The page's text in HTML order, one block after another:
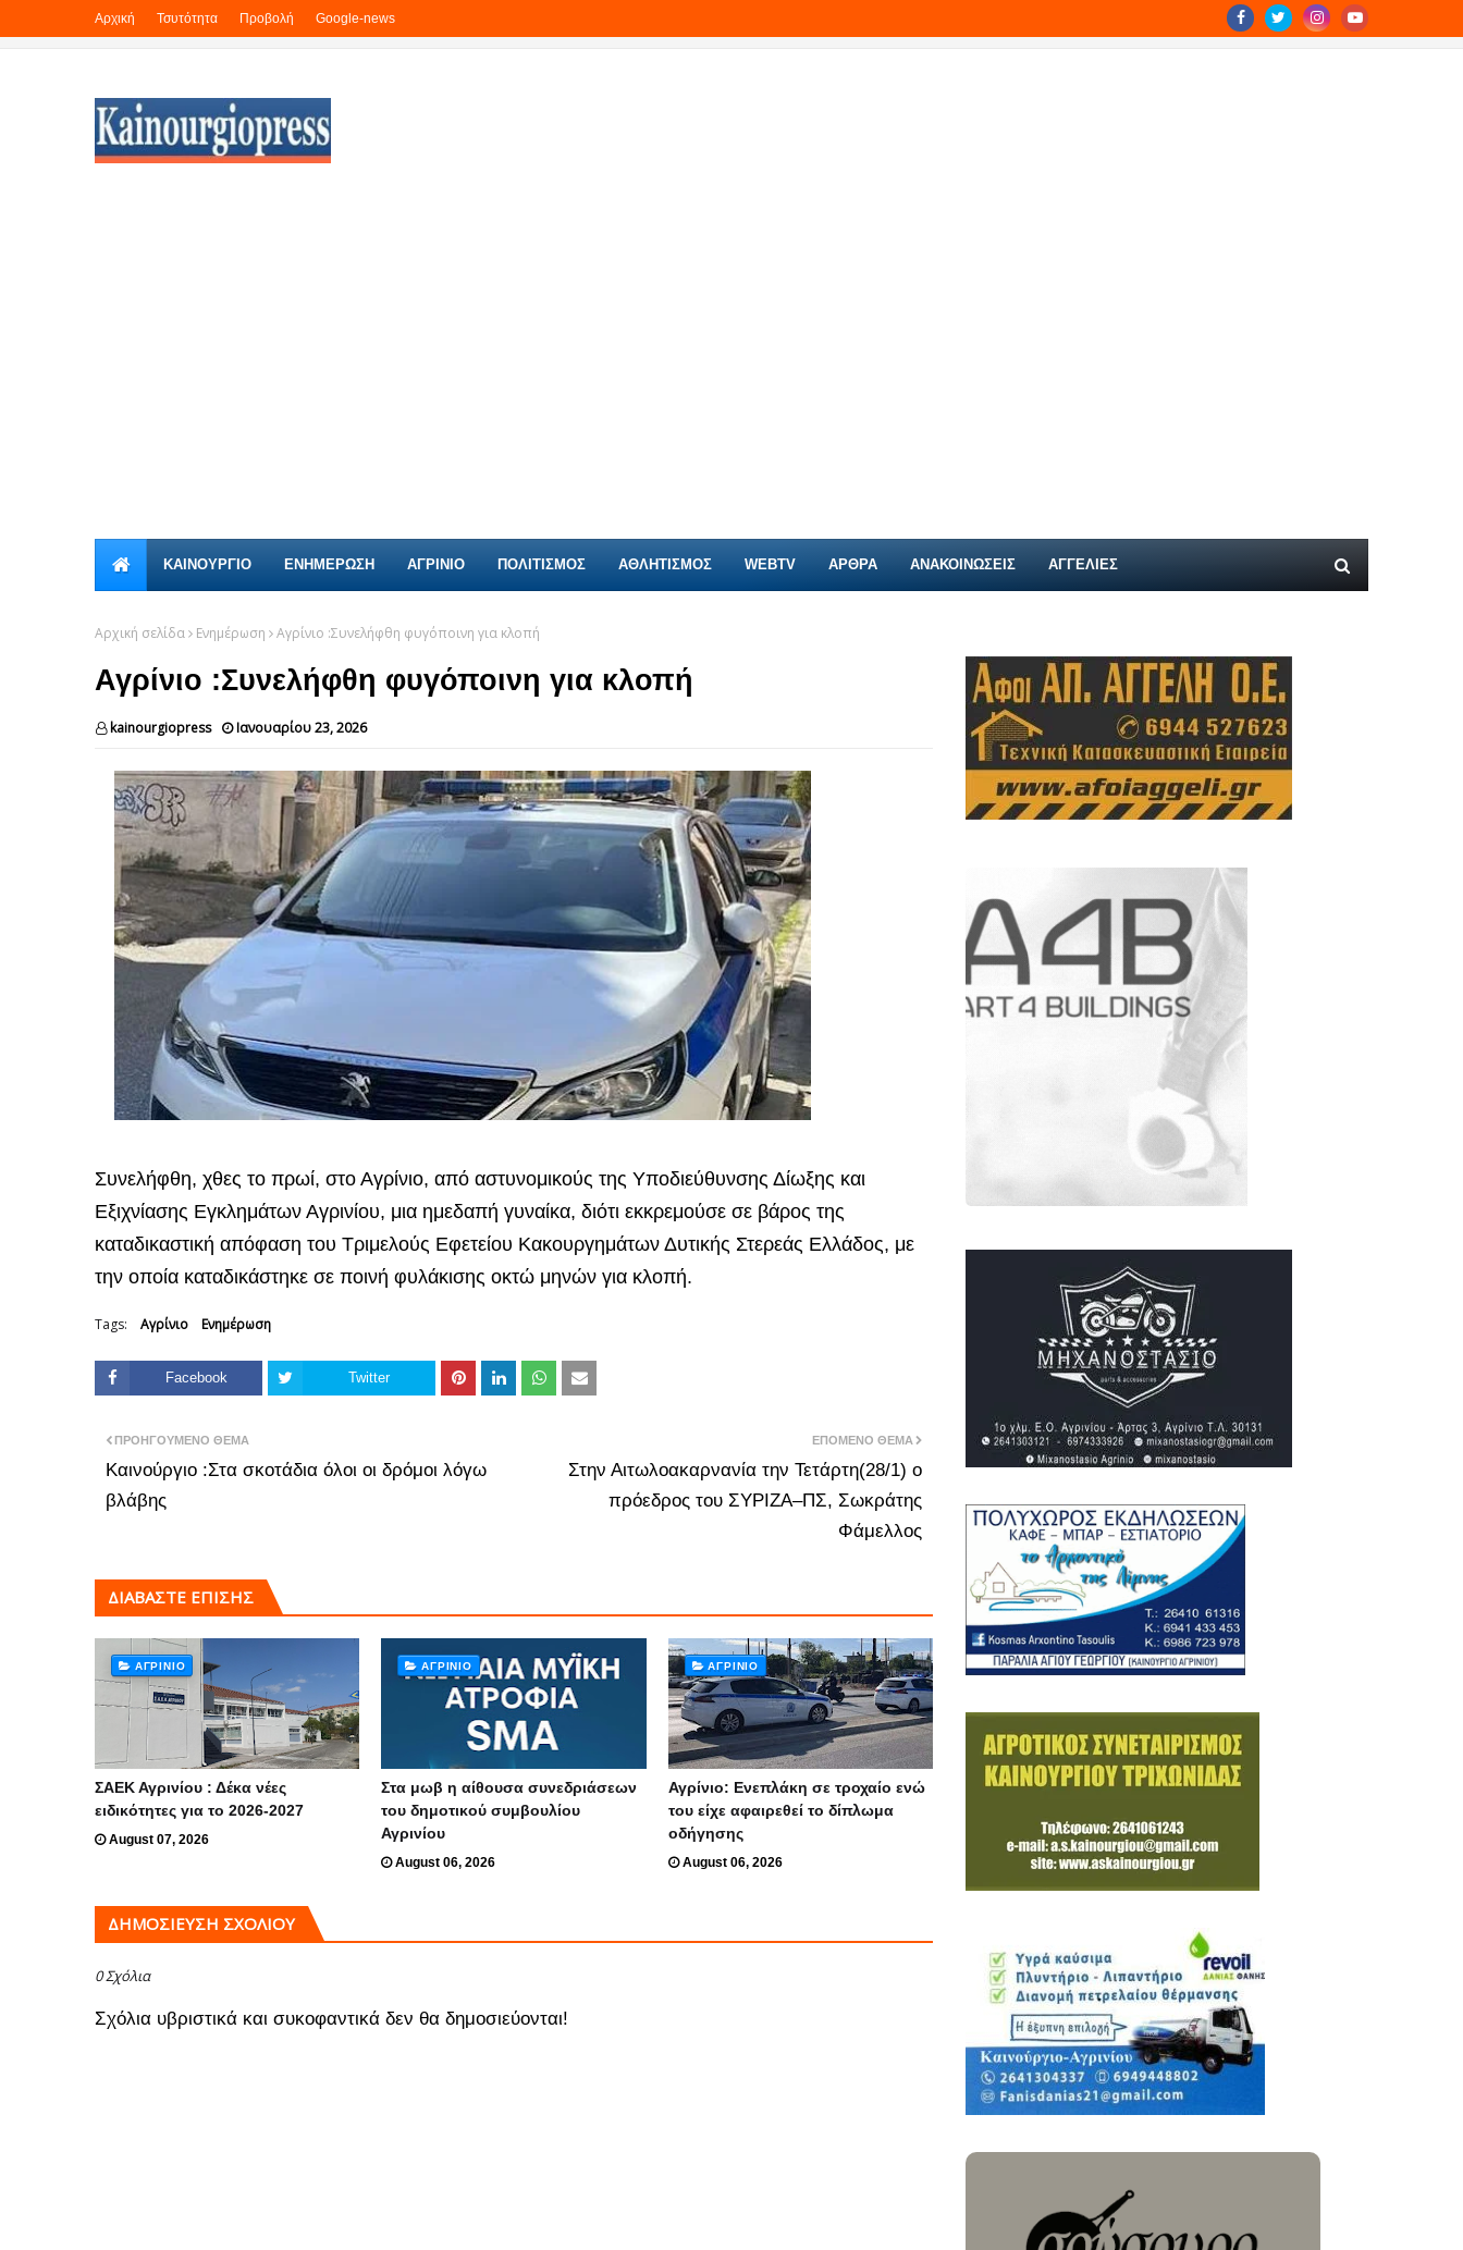
Αρχική Τσυτότητα Προβολή Google-news
ΚΑΙΝΟΎΡΓΙΟ ΕΝΗΜΕΡΩΣΗ ΑΓΡΙΝΙΟ ΠΟΛΙΤΙΣΜΟΣ ΑΘΛΗΤΙΣΜΟΣ WEBTV ΑΡΘΡΑ ΑΝΑΚΟΙΝΩΣΕΙΣ ΑΓΓΕΛΊΕΣ
Αρχική σελίδα Ενημέρωση Αγρίνιο :Συνελήφθη φυγόποινη για κλοπή
Αγρίνιο :Συνελήφθη φυγόποινη για κλοπή
kainourgiopress Ιανουαρίου 23, 2026
Συνελήφθη, χθες το πρωί, στο Αγρίνιο, από αστυνομικούς της Υποδιεύθυνσης Δίωξης και
Εξιχνίασης Εγκλημάτων Αγρινίου, μια ημεδαπή γυναίκα, διότι εκκρεμούσε σε βάρος της
καταδικαστική απόφαση του Τριμελούς Εφετείου Κακουργημάτων Δυτικής Στερεάς Ελλάδος, με
την οποία καταδικάστηκε σε ποινή φυλάκισης οκτώ μηνών για κλοπή.
Tags: Αγρίνιο Ενημέρωση
Facebook Twitter
ΕΠΌΜΕΝΟ ΘΈΜΑ
Στην Αιτωλοακαρνανία την Τετάρτη(28/1) ο
πρόεδρος του ΣΥΡΙΖΑ–ΠΣ, Σωκράτης
Φάμελλος
ΠΡΟΗΓΟΎΜΕΝΟ ΘΈΜΑ
Καινούργιο :Στα σκοτάδια όλοι οι δρόμοι λόγω
βλάβης
ΔΙΑΒΑΣΤΕ ΕΠΙΣΗΣ
ΑΓΡΊΝΙΟ
ΣΑΕΚ Αγρινίου : Δέκα νέες
ειδικότητες για το 2026-2027
August 07, 2026
ΑΓΡΊΝΙΟ
Στα μωβ η αίθουσα συνεδριάσεων
του δημοτικού συμβουλίου
Αγρινίου
August 06, 2026
ΑΓΡΊΝΙΟ
Αγρίνιο: Ενεπλάκη σε τροχαίο ενώ
του είχε αφαιρεθεί το δίπλωμα
οδήγησης
August 06, 2026
ΔΗΜΟΣΊΕΥΣΗ ΣΧΟΛΊΟΥ
0 Σχόλια
Σχόλια υβριστικά και συκοφαντικά δεν θα δημοσιεύονται!